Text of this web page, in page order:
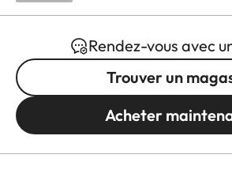
Rendez-vous avec
Trouver un
Acheter